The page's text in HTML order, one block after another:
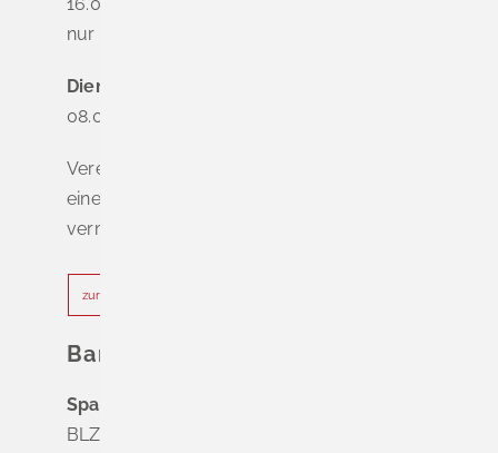
16.00 - 18.00 Uhr
nur nach Terminvereinbarung
Dienstag - Freitag
08.00 - 12.00 Uhr
Vereinbaren Sie online oder telefonisch
einen Termin, um Wartezeiten zu
vermeiden.
zur Terminvereinbarung
Bankverbindung
Sparkasse Markgräflerland Müllheim
BLZ 683 518 65